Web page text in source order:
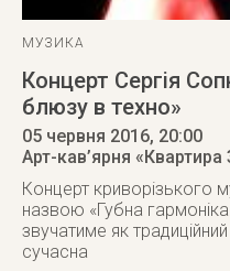
МУЗИКА
Концерт Сергія
блюзу в техно»
05 червня 2016, 20:00
Арт-кав’ярня
Концерт криворізького
назвою «Губна
звучатиме як
сучасна